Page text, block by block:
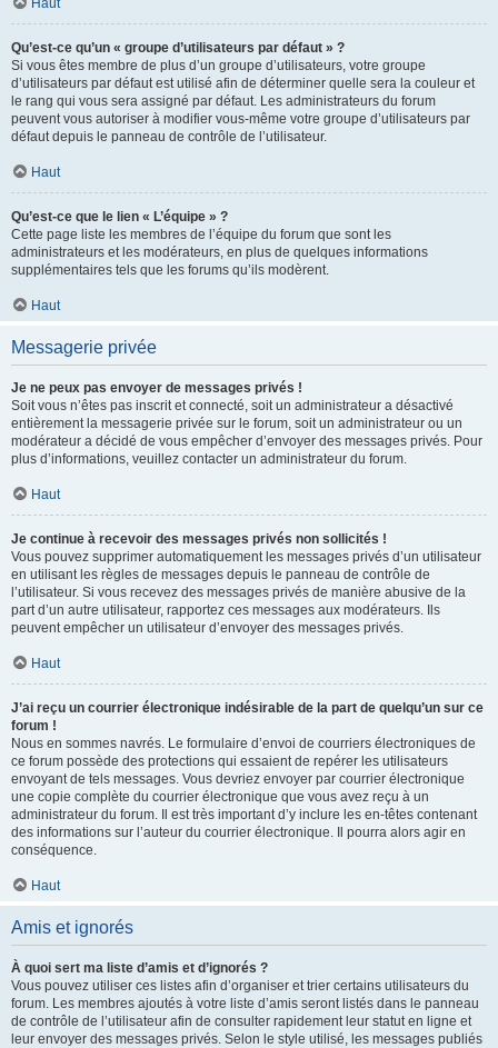
Haut
Qu’est-ce qu’un « groupe d’utilisateurs par défaut » ?
Si vous êtes membre de plus d’un groupe d’utilisateurs, votre groupe
d’utilisateurs par défaut est utilisé afin de déterminer quelle sera la couleur et
le rang qui vous sera assigné par défaut. Les administrateurs du forum
peuvent vous autoriser à modifier vous-même votre groupe d’utilisateurs par
défaut depuis le panneau de contrôle de l’utilisateur.
Haut
Qu’est-ce que le lien « L’équipe » ?
Cette page liste les membres de l’équipe du forum que sont les
administrateurs et les modérateurs, en plus de quelques informations
supplémentaires tels que les forums qu’ils modèrent.
Haut
Messagerie privée
Je ne peux pas envoyer de messages privés !
Soit vous n’êtes pas inscrit et connecté, soit un administrateur a désactivé
entièrement la messagerie privée sur le forum, soit un administrateur ou un
modérateur a décidé de vous empêcher d’envoyer des messages privés. Pour
plus d’informations, veuillez contacter un administrateur du forum.
Haut
Je continue à recevoir des messages privés non sollicités !
Vous pouvez supprimer automatiquement les messages privés d’un utilisateur
en utilisant les règles de messages depuis le panneau de contrôle de
l’utilisateur. Si vous recevez des messages privés de manière abusive de la
part d’un autre utilisateur, rapportez ces messages aux modérateurs. Ils
peuvent empêcher un utilisateur d’envoyer des messages privés.
Haut
J’ai reçu un courrier électronique indésirable de la part de quelqu’un sur ce
forum !
Nous en sommes navrés. Le formulaire d’envoi de courriers électroniques de
ce forum possède des protections qui essaient de repérer les utilisateurs
envoyant de tels messages. Vous devriez envoyer par courrier électronique
une copie complète du courrier électronique que vous avez reçu à un
administrateur du forum. Il est très important d’y inclure les en-têtes contenant
des informations sur l’auteur du courrier électronique. Il pourra alors agir en
conséquence.
Haut
Amis et ignorés
À quoi sert ma liste d’amis et d’ignorés ?
Vous pouvez utiliser ces listes afin d’organiser et trier certains utilisateurs du
forum. Les membres ajoutés à votre liste d’amis seront listés dans le panneau
de contrôle de l’utilisateur afin de consulter rapidement leur statut en ligne et
leur envoyer des messages privés. Selon le style utilisé, les messages publiés